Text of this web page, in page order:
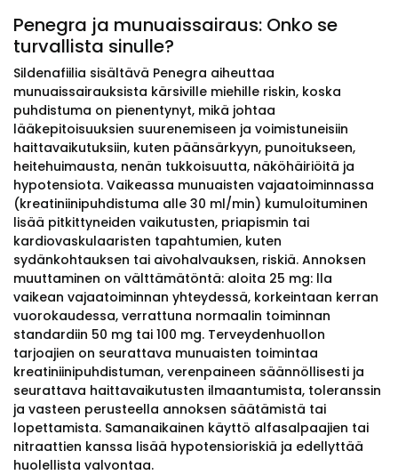
Penegra ja munuaissairaus: Onko se
turvallista sinulle?
Sildenafiilia sisältävä Penegra aiheuttaa
munuaissairauksista kärsiville miehille riskin, koska
puhdistuma on pienentynyt, mikä johtaa
lääkepitoisuuksien suurenemiseen ja voimistuneisiin
haittavaikutuksiin, kuten päänsärkyyn, punoitukseen,
heitehuimausta, nenän tukkoisuutta, näköhäiriöitä ja
hypotensiota. Vaikeassa munuaisten vajaatoiminnassa
(kreatiniinipuhdistuma alle 30 ml/min) kumuloituminen
lisää pitkittyneiden vaikutusten, priapismin tai
kardiovaskulaaristen tapahtumien, kuten
sydänkohtauksen tai aivohalvauksen, riskiä. Annoksen
muuttaminen on välttämätöntä: aloita 25 mg: lla
vaikean vajaatoiminnan yhteydessä, korkeintaan kerran
vuorokaudessa, verrattuna normaalin toiminnan
standardiin 50 mg tai 100 mg. Terveydenhuollon
tarjoajien on seurattava munuaisten toimintaa
kreatiniinipuhdistuman, verenpaineen säännöllisesti ja
seurattava haittavaikutusten ilmaantumista, toleranssin
ja vasteen perusteella annoksen säätämistä tai
lopettamista. Samanaikainen käyttö alfasalpaajien tai
nitraattien kanssa lisää hypotensioriskiä ja edellyttää
huolellista valvontaa.